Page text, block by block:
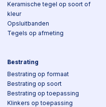
Keramische tegel op soort of
kleur
Opsluitbanden
Tegels op afmeting
Bestrating
Bestrating op formaat
Bestrating op soort
Bestrating op toepassing
Klinkers op toepassing